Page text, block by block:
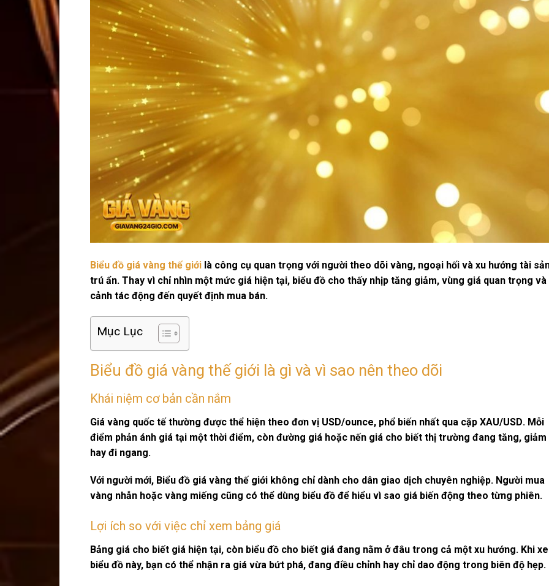
Biểu đồ giá vàng thế giới là công cụ quan trọng với người theo dõi vàng, ngoại hối và xu hướng tài
trú ẩn. Thay vì chỉ nhìn một mức giá hiện tại, biểu đồ cho thấy nhịp tăng giảm, vùng giá quan trọng và
cảnh tác động đến quyết định mua bán.
Mục Lục
Biểu đồ giá vàng thế giới là gì và vì sao nên theo dõi
Khái niệm cơ bản cần nắm
Giá vàng quốc tế thường được thể hiện theo đơn vị USD/ounce, phổ biến nhất qua cặp XAU/USD. Mỗi
điểm phản ánh giá tại một thời điểm, còn đường giá hoặc nến giá cho biết thị trường đang tăng, giảm
hay đi ngang.
Với người mới, Biểu đồ giá vàng thế giới không chỉ dành cho dân giao dịch chuyên nghiệp. Người mua
vàng nhẫn hoặc vàng miếng cũng có thể dùng biểu đồ để hiểu vì sao giá biến động theo từng phiên.
Lợi ích so với việc chỉ xem bảng giá
Bảng giá cho biết giá hiện tại, còn biểu đồ cho biết giá đang nằm ở đâu trong cả một xu hướng. Khi
biểu đồ này, bạn có thể nhận ra giá vừa bứt phá, đang điều chỉnh hay chỉ dao động trong biên độ hẹp.